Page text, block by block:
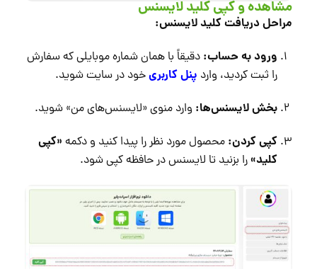
مشاهده و کپی کلید لایسنس
مراحل دریافت کلید لایسنس:
ورود به حساب: دقیقاً با همان شماره موبایلی که سفارش
را ثبت کردید، وارد پنل کاربریخود در سایت شوید.
بخش لایسنس‌ها: وارد منوی «لایسنس‌های من» شوید.
کپی کردن: محصول مورد نظر را پیدا کنید و دکمه «کپی
کلید»را بزنید تا لایسنس در حافظه کپی شود.